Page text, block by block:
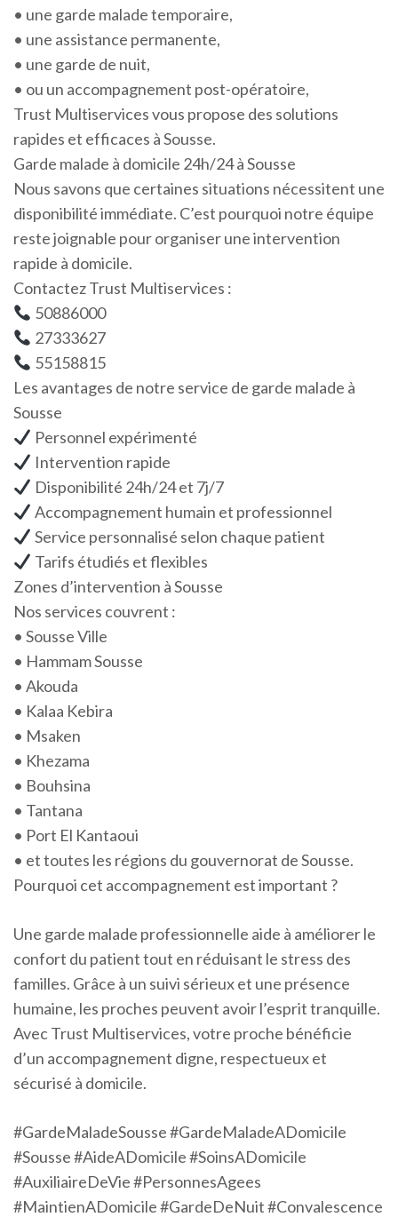
• une garde malade temporaire,
• une assistance permanente,
• une garde de nuit,
• ou un accompagnement post-opératoire,
Trust Multiservices vous propose des solutions
rapides et efficaces à Sousse.
Garde malade à domicile 24h/24 à Sousse
Nous savons que certaines situations nécessitent une
disponibilité immédiate. C’est pourquoi notre équipe
reste joignable pour organiser une intervention
rapide à domicile.
Contactez Trust Multiservices :
50886000
27333627
55158815
Les avantages de notre service de garde malade à
Sousse
Personnel expérimenté
Intervention rapide
Disponibilité 24h/24 et 7j/7
Accompagnement humain et professionnel
Service personnalisé selon chaque patient
Tarifs étudiés et flexibles
Zones d’intervention à Sousse
Nos services couvrent :
• Sousse Ville
• Hammam Sousse
• Akouda
• Kalaa Kebira
• Msaken
• Khezama
• Bouhsina
• Tantana
• Port El Kantaoui
• et toutes les régions du gouvernorat de Sousse.
Pourquoi cet accompagnement est important ?
Une garde malade professionnelle aide à améliorer le
confort du patient tout en réduisant le stress des
familles. Grâce à un suivi sérieux et une présence
humaine, les proches peuvent avoir l’esprit tranquille.
Avec Trust Multiservices, votre proche bénéficie
d’un accompagnement digne, respectueux et
sécurisé à domicile.
#GardeMaladeSousse #GardeMaladeADomicile
#Sousse #AideADomicile #SoinsADomicile
#AuxiliaireDeVie #PersonnesAgees
#MaintienADomicile #GardeDeNuit #Convalescence